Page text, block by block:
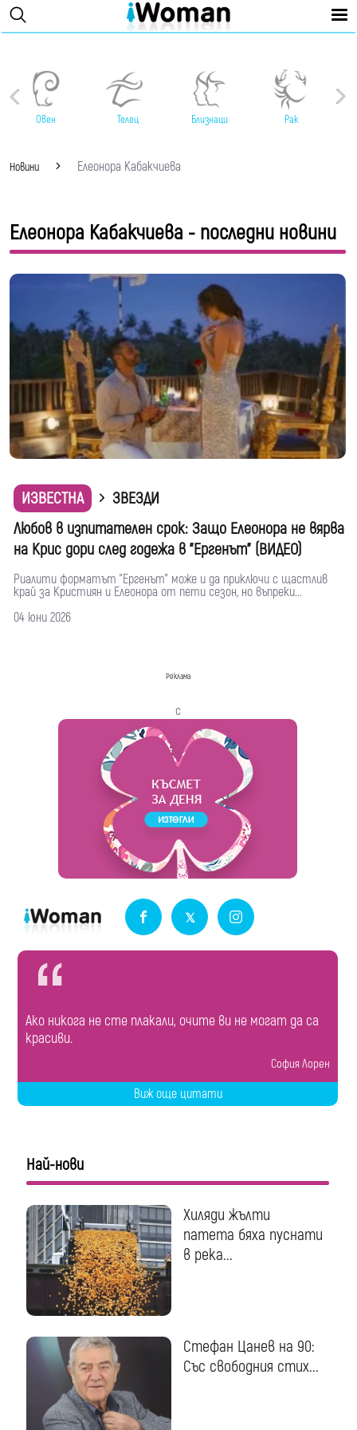
Овен Телец Близнаци Рак
Новини Елеонора Кабакчиева
Елеонора Кабакчиева - последни новини
ИЗВЕСТНА
ЗВЕЗДИ
Любов в изпитателен срок: Защо Елеонора не вярва
на Крис дори след годежа в "Ергенът" (ВИДЕО)
Риалити форматът "Ергенът" може и да приключи с щастлив
край за Кристиян и Елеонора от пети сезон, но въпреки...
04 юни 2026
Реклама
с
Ако никога не сте плакали, очите ви не могат да са
красиви.
София Лорен
Виж още цитати
Най-нови
Хиляди жълти
патета бяха пуснати
в река...
Стефан Цанев на 90:
Със свободния стих...